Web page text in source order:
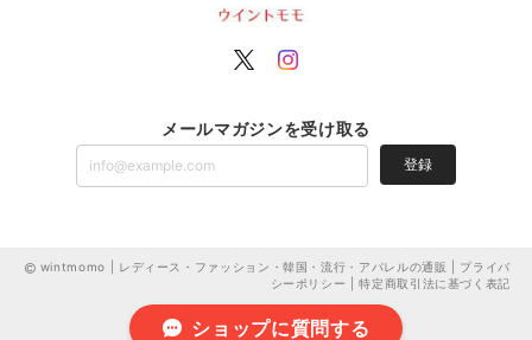
メールマガジンを受け取る
登録
wintmomo | レディース・ファッション・韓国・流行・アパレルの通販 | プライバ
シーポリシー
|特定商取引法に基づく表記
ショップに質問する